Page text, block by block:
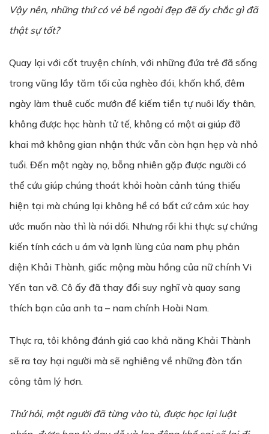
Vậy nên, những thứ có vẻ bề ngoài đẹp đẽ ấy chắc gì đã
thật sự tốt?
Quay lại với cốt truyện chính, với những đứa trẻ đã sống
trong vũng lầy tăm tối của nghèo đói, khốn khổ, đêm
ngày làm thuê cuốc mướn để kiếm tiền tự nuôi lấy thân,
không được học hành tử tế, không có một ai giúp đỡ
khai mở không gian nhận thức vẫn còn hạn hẹp và nhỏ
tuổi. Đến một ngày nọ, bỗng nhiên gặp được người có
thể cứu giúp chúng thoát khỏi hoàn cảnh túng thiếu
hiện tại mà chúng lại không hề có bất cứ cảm xúc hay
ước muốn nào thì là nói dối. Nhưng rồi khi thực sự chứng
kiến tính cách u ám và lạnh lùng của nam phụ phản
diện Khải Thành, giấc mộng màu hồng của nữ chính Vi
Yến tan vỡ. Cô ấy đã thay đổi suy nghĩ và quay sang
thích bạn của anh ta – nam chính Hoài Nam.
Thực ra, tôi không đánh giá cao khả năng Khải Thành
sẽ ra tay hại người mà sẽ nghiêng về những đòn tấn
công tâm lý hơn.
Thửhỏi, một người đã từng vào tù, được học lại luật